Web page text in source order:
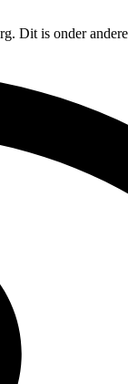
Dit is onder